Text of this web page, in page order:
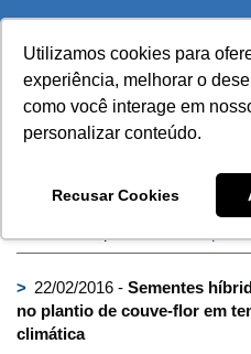
Utilizamos cookies para
experiência, melhorar o
como você interage em
personalizar conteúdo.
Recusar Cookies
to Content
> 22/02/2016 - Sementes
no plantio de couve-flor em
climática